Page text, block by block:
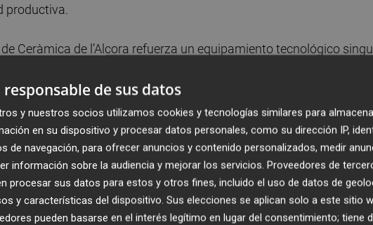
productiva.
Ceràmica de l’Alcora refuerza un equipamiento tecnológico
La ESCAL ya dispone de otras máquinas de decoración
en distintas tecnologías y marcas presentes en el sector. De
maquinaria industrial de alto nivel, sino que amplía su capacidad
plural y directamente vinculada a la realidad productiva de las
el único centro de educación superior que cuenta con un conjunto
responsable de sus datos
y nuestros socios utilizamos cookies y tecnologías similares para
en su dispositivo y procesar datos personales, como su dirección IP,
de navegación, para ofrecer anuncios y contenido personalizados, medir
información sobre la audiencia y mejorar los servicios. Proveedores de
procesar sus datos para estos y otros fines, incluido el uso de datos de
y características del dispositivo. Sus elecciones se aplican solo a este sitio
pueden basarse en el interés legítimo en lugar del consentimiento; tiene